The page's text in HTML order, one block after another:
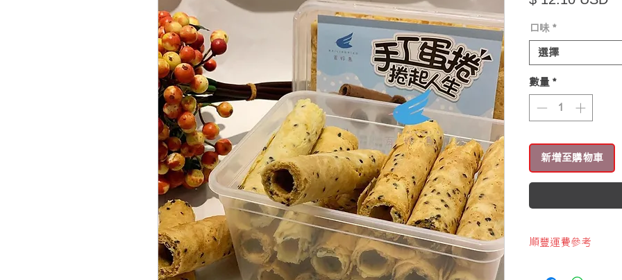
口味 *
選擇
數量 *
新增至購物車
順豐運費參考